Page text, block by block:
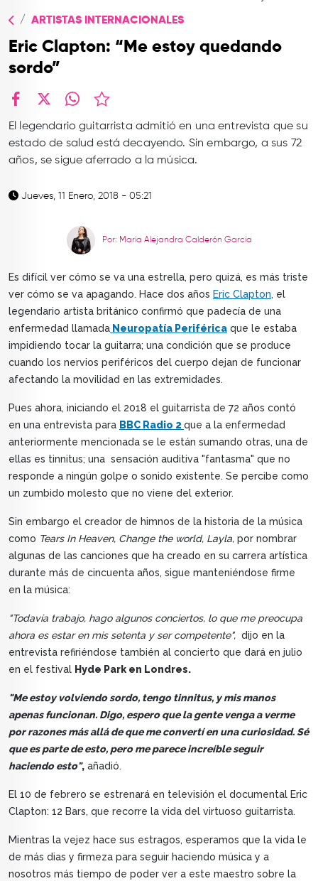
CONTACTO
ARTISTAS INTERNACIONALES
Eric Clapton: “Me estoy quedando
sordo”
El legendario guitarrista admitió en una entrevista que su
estado de salud está decayendo. Sin embargo, a sus 72
años, se sigue aferrado a la música.
Jueves, 11 Enero, 2018 - 05:21
Por: María Alejandra Calderón García
Es difícil ver cómo se va una estrella, pero quizá, es más triste
ver cómo se va apagando. Hace dos años Eric Clapton, el
legendario artista británico confirmó que padecía de una
enfermedad llamada Neuropatía Periférica que le estaba
impidiendo tocar la guitarra; una condición que se produce
cuando los nervios periféricos del cuerpo dejan de funcionar
afectando la movilidad en las extremidades.
Pues ahora, iniciando el 2018 el guitarrista de 72 años contó
en una entrevista para BBC Radio 2 que a la enfermedad
anteriormente mencionada se le están sumando otras, una de
ellas es tinnitus; una sensación auditiva "fantasma" que no
responde a ningún golpe o sonido existente. Se percibe como
un zumbido molesto que no viene del exterior.
Sin embargo el creador de himnos de la historia de la música
como Tears In Heaven, Change the world, Layla, por nombrar
algunas de las canciones que ha creado en su carrera artística
durante más de cincuenta años, sigue manteniéndose firme
en la música:
"Todavía trabajo, hago algunos conciertos, lo que me preocupa
ahora es estar en mis setenta y ser competente", dijo en la
entrevista refiriéndose también al concierto que dará en julio
en el festival Hyde Park en Londres.
"Me estoy volviendo sordo, tengo tinnitus, y mis manos
apenas funcionan. Digo, espero que la gente venga a verme
por razones más allá de que me convertí en una curiosidad. Sé
que es parte de esto, pero me parece increíble seguir
haciendo esto", añadió.
El 10 de febrero se estrenará en televisión el documental Eric
Clapton: 12 Bars, que recorre la vida del virtuoso guitarrista.
Mientras la vejez hace sus estragos, esperamos que la vida le
de más dias y firmeza para seguir haciendo música y a
nosotros más tiempo de poder ver a este maestro sobre la